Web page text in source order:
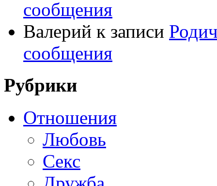
сообщения
Валерий к записи
сообщения
Рубрики
Отношения
Любовь
Секс